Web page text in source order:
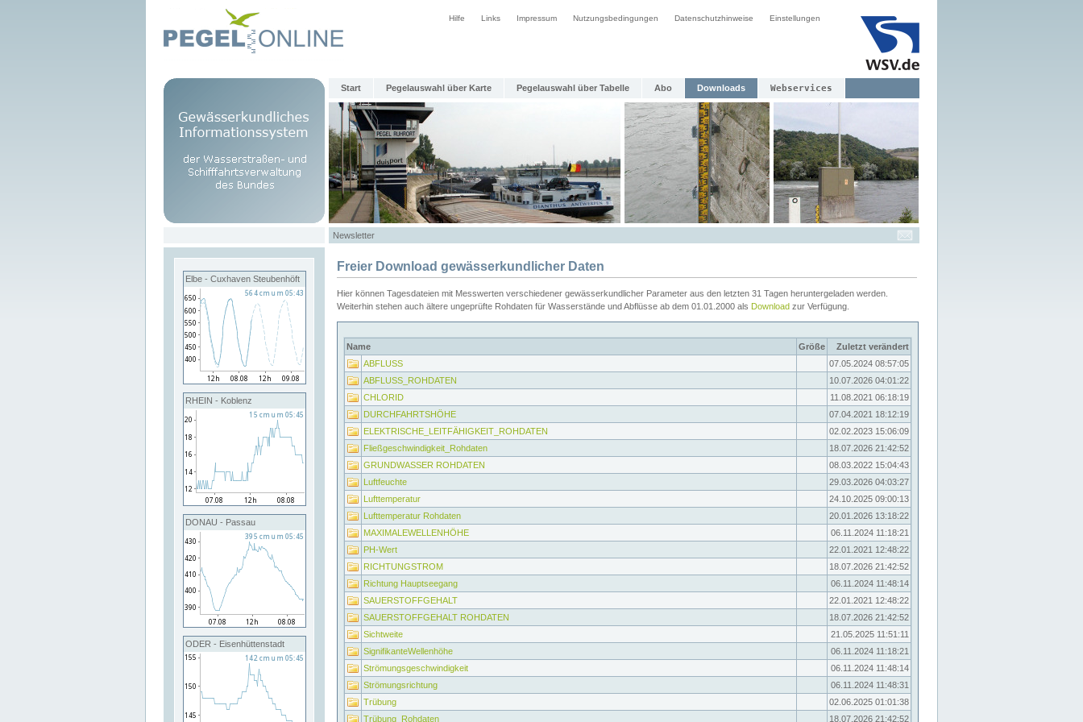
Hilfe Links Impressum Nutzungsbedingungen Datenschutzhinweise Einstellungen
Start Pegelauswahl über Karte Pegelauswahl über Tabelle Abo Downloads Webservices
Newsletter
Elbe - Cuxhaven Steubenhöft
RHEIN - Koblenz
DONAU - Passau
ODER - Eisenhüttenstadt
Freier Download gewässerkundlicher Daten
Hier können Tagesdateien mit Messwerten verschiedener gewässerkundlicher Parameter aus den letzten 31 Tagen heruntergeladen werden.
Weiterhin stehen auch ältere ungeprüfte Rohdaten für Wasserstände und Abflüsse ab dem 01.01.2000 als Download zur Verfügung.
Name Größe
Zuletzt verändert
ABFLUSS
07.05.2024 08:57:05
ABFLUSS_ROHDATEN
10.07.2026 04:01:22
CHLORID
11.08.2021 06:18:19
DURCHFAHRTSHÖHE
07.04.2021 18:12:19
ELEKTRISCHE_LEITFÄHIGKEIT_ROHDATEN
02.02.2023 15:06:09
Fließgeschwindigkeit_Rohdaten
18.07.2026 21:42:52
GRUNDWASSER ROHDATEN
08.03.2022 15:04:43
Luftfeuchte
29.03.2026 04:03:27
Lufttemperatur
24.10.2025 09:00:13
Lufttemperatur Rohdaten
20.01.2026 13:18:22
MAXIMALEWELLENHÖHE
06.11.2024 11:18:21
PH-Wert
22.01.2021 12:48:22
RICHTUNGSTROM
18.07.2026 21:42:52
Richtung Hauptseegang
06.11.2024 11:48:14
SAUERSTOFFGEHALT
22.01.2021 12:48:22
SAUERSTOFFGEHALT ROHDATEN
18.07.2026 21:42:52
Sichtweite
21.05.2025 11:51:11
SignifikanteWellenhöhe
06.11.2024 11:18:21
Strömungsgeschwindigkeit
06.11.2024 11:48:14
Strömungsrichtung
06.11.2024 11:48:31
Trübung
02.06.2025 01:01:38
Trübung_Rohdaten
18.07.2026 21:42:52